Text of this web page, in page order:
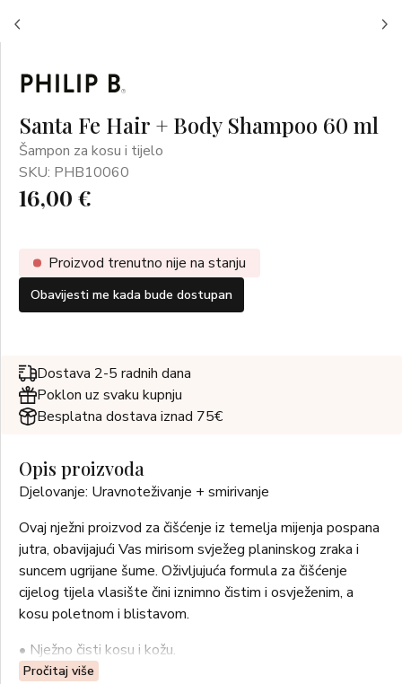
Santa Fe Hair + Body Shampoo 60 ml
Šampon za kosu i tijelo
SKU: PHB10060
16,00 €
Proizvod trenutno nije na stanju
Obavijesti me kada bude dostupan
Dostava 2-5 radnih dana
Poklon uz svaku kupnju
Besplatna dostava iznad 75€
Opis proizvoda
Djelovanje: Uravnoteživanje + smirivanje
Ovaj nježni proizvod za čišćenje iz temelja mijenja pospana
jutra, obavijajući Vas mirisom svježeg planinskog zraka i
suncem ugrijane šume. Oživljujuća formula za čišćenje
cijelog tijela vlasište čini iznimno čistim i osvježenim, a
kosu poletnom i blistavom.
• Nježno čisti kosu i kožu.
• Hidrira i omekšava kosu zahvaljujući shea maslacu i
Pročitaj više